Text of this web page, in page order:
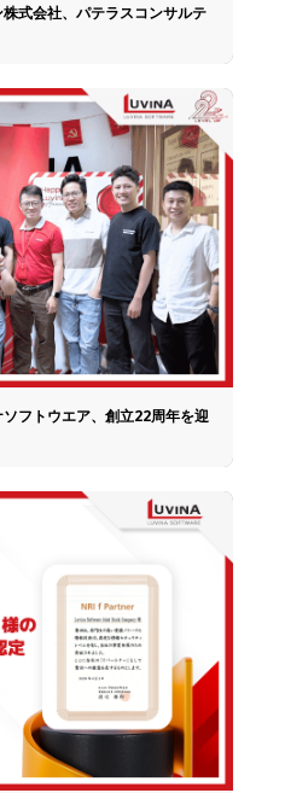
式会社、パテラスコンサルテ
ソフトウエア、創立22周年を迎